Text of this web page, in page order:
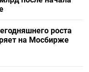
роста
на Мосбирже